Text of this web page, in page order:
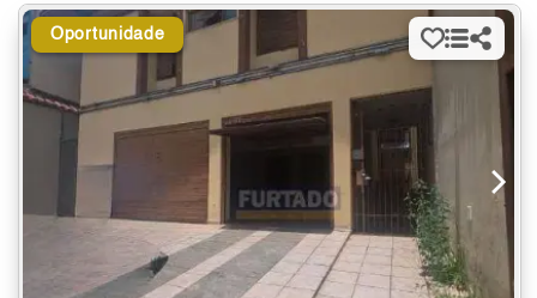
Oportunidade